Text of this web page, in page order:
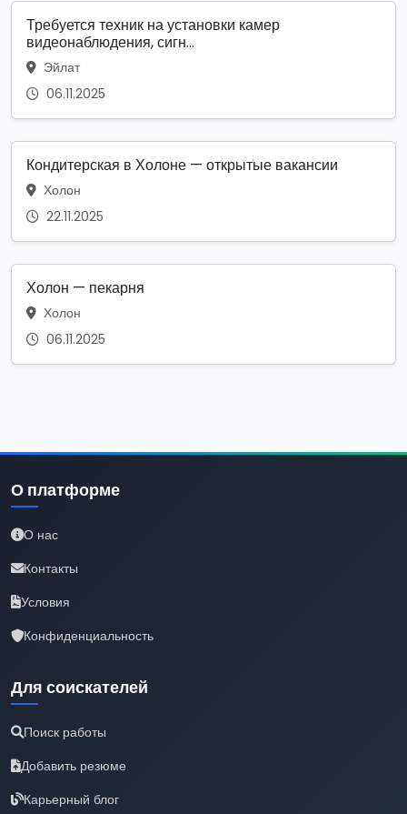
Требуется техник на установки камер
видеонаблюдения, сигн...
Эйлат
06.11.2025
Кондитерская в Холоне — открытые вакансии
Холон
22.11.2025
Холон — пекарня
Холон
06.11.2025
О платформе
О нас
Контакты
Условия
Конфиденциальность
Для соискателей
Поиск работы
Добавить резюме
Карьерный блог